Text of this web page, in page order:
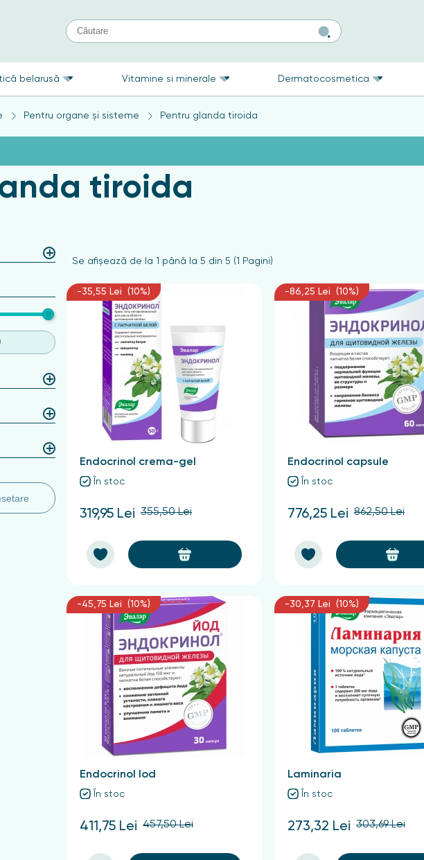
belarusă Vitamine si minerale Dermatocosmetica
Pentru organe și sisteme Pentru glanda tiroida
tiroida
Se afişează de la 1 până la 5 din 5 (1 Pagini)
-35,55 Lei (10%)
Endocrinol crema-gel
În stoc
319,95 Lei 355,50 Lei
-86,25 Lei (10%)
Endocrinol capsule
În stoc
776,25 Lei 862,50 Lei
-45,75 Lei (10%)
Endocrinol Iod
În stoc
411,75 Lei 457,50 Lei
-30,37 Lei (10%)
Laminaria
În stoc
273,32 Lei 303,69 Lei